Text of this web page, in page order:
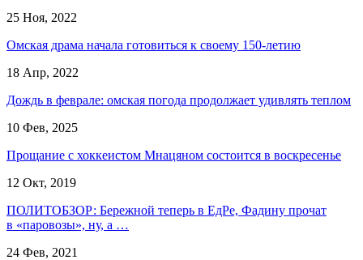
25 Ноя, 2022
Омская драма начала готовиться к своему 150-летию
18 Апр, 2022
Дождь в феврале: омская погода продолжает удивлять теплом
10 Фев, 2025
Прощание с хоккеистом Мнацяном состоится в воскресенье
12 Окт, 2019
ПОЛИТОБЗОР: Бережной теперь в ЕдРе, Фадину прочат
в «паровозы», ну, а …
24 Фев, 2021